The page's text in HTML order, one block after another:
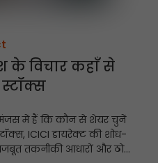
के विचार कहाँ से
स्टॉक्स
में हैं कि कौन से शेयर चुनें
ICICI डायरेक्ट की शोध-
तकनीकी आधारों और ठोस